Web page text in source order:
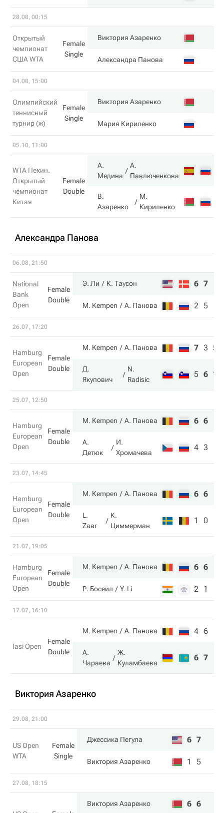
28.08, 00:15
Открытый
чемпионат
США WTA
Female
Single
Виктория Азаренко
Александра Панова
04.08, 15:00
Олимпийский
теннисный
турнир (ж)
Female
Single
Виктория Азаренко
Мария Кириленко
05.10, 11:00
WTA Пекин.
Открытый
чемпионат
Китая
Female
Double
А.
Медина
А.
Павлюченкова
В.
Азаренко
М.
Кириленко
Александра Панова
06.08, 21:50
National
Bank
Open
Female
Double
Э. Ли К. Таусон 6 7
M. Kempen А. Панова 2 5
26.07, 17:20
Hamburg
European
Open
Female
Double
M. Kempen А. Панова 7 3 5
Д.
Якупович
N.
Radisic
5 6 10
25.07, 12:50
Hamburg
European
Open
Female
Double
M. Kempen А. Панова 6 6
А.
Детюк
И.
Хромачева
4 3
23.07, 14:45
Hamburg
European
Open
Female
Double
M. Kempen А. Панова 6 6
L.
Zaar
К.
Циммерман
1 0
21.07, 19:05
Hamburg
European
Open
Female
Double
M. Kempen А. Панова 6 6
Р. Босеил Y. Li 2 1
17.07, 16:10
Iasi Open
Female
Double
M. Kempen А. Панова 4 6
А.
Чараева
Ж.
Куламбаева
6 7
Виктория Азаренко
29.08, 21:00
US Open
WTA
Female
Single
Джессика Пегула 6 7
Виктория Азаренко 1 5
27.08, 18:15
Виктория Азаренко 6 6